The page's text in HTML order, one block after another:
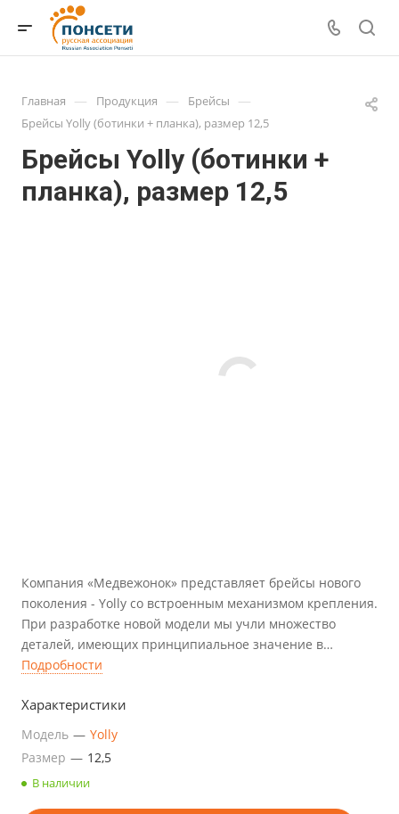
Главная — Продукция — Брейсы —
Брейсы Yolly (ботинки + планка), размер 12,5
Брейсы Yolly (ботинки +
планка), размер 12,5
Компания «Медвежонок» представляет брейсы нового
поколения - Yolly со встроенным механизмом крепления.
При разработке новой модели мы учли множество
деталей, имеющих принципиальное значение в
лечении косолапости. Весь мировой и собственный
моделировании для эффективного и комфортного
ношения брейсов.
Подробности
Характеристики
Модель — Yolly
Размер — 12,5
В наличии